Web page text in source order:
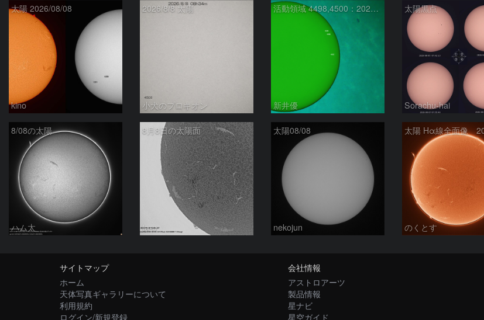
太陽 2026/08/08
kino
2026/8/8 太陽
小犬のプロキオン
活動領域 4498,4500：2026/08/08
新井優
太陽黒点
Sorachu-hai
8/08の太陽
ハム太
8月8日の太陽面
ta-o
太陽08/08
nekojun のくとす
サイトマップ
ホーム
天体写真ギャラリーについて
利用規約
ログイン/新規登録
会社情報
アストロアーツ
製品情報
星ナビ
星空ガイド